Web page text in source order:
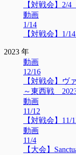
【対戦会】2/
動画
1/14
【対戦会】1/
2023 年
動画
12/16
【対戦会】ヴ
～東西戦
動画
11/12
【対戦会】
動画
11/4
【大会】